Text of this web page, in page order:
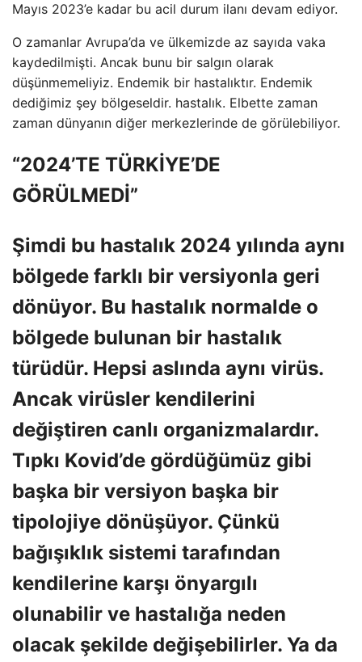
Mayıs 2023’e kadar bu acil durum ilanı devam ediyor.
O zamanlar Avrupa’da ve ülkemizde az sayıda vaka
kaydedilmişti. Ancak bunu bir salgın olarak
düşünmemeliyiz. Endemik bir hastalıktır. Endemik
dediğimiz şey bölgeseldir. hastalık. Elbette zaman
zaman dünyanın diğer merkezlerinde de görülebiliyor.
“2024’TE TÜRKİYE’DE
GÖRÜLMEDİ”
Şimdi bu hastalık 2024 yılında aynı
bölgede farklı bir versiyonla geri
dönüyor. Bu hastalık normalde o
bölgede bulunan bir hastalık
türüdür. Hepsi aslında aynı virüs.
Ancak virüsler kendilerini
değiştiren canlı organizmalardır.
Tıpkı Kovid’de gördüğümüz gibi
başka bir versiyon başka bir
tipolojiye dönüşüyor. Çünkü
bağışıklık sistemi tarafından
kendilerine karşı önyargılı
olunabilir ve hastalığa neden
olacak şekilde değişebilirler. Ya da